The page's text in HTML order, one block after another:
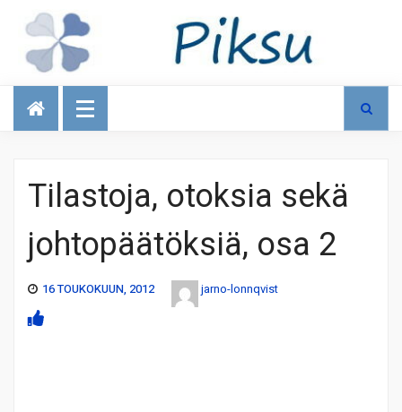
Talous
Tilastoja, otoksia sekä
johtopäätöksiä, osa 2
16 TOUKOKUUN, 2012 jarno-lonnqvist